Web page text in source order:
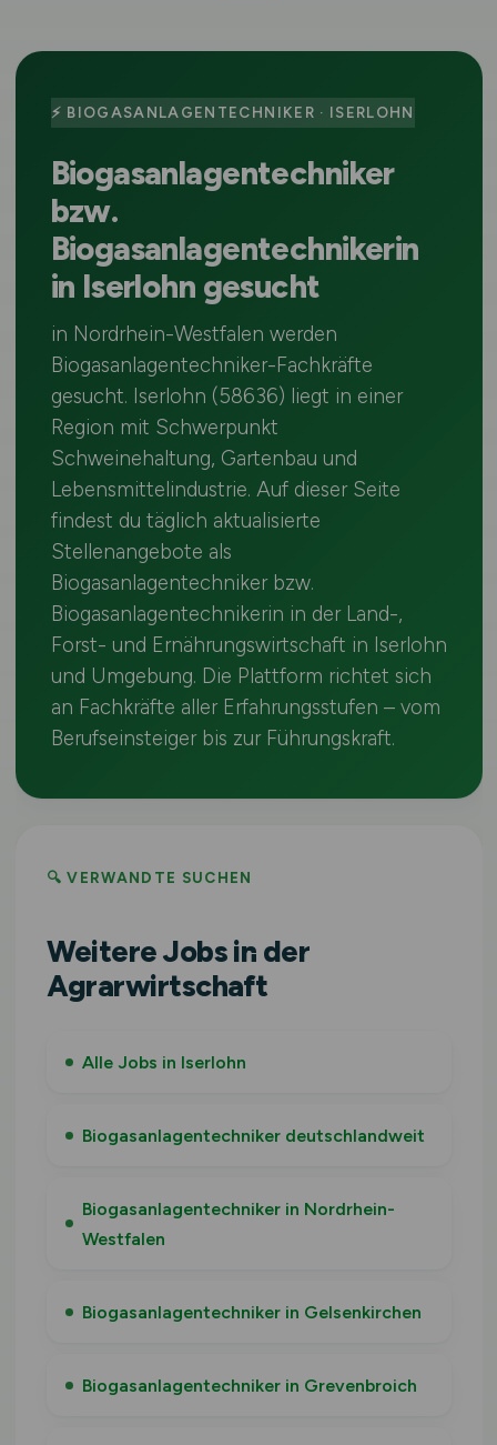
⚡ BIOGASANLAGENTECHNIKER · ISERLOHN
Biogasanlagentechniker
bzw.
Biogasanlagentechnikerin
in Iserlohn gesucht
in Nordrhein-Westfalen werden
Biogasanlagentechniker-Fachkräfte
gesucht. Iserlohn (58636) liegt in einer
Region mit Schwerpunkt
Schweinehaltung, Gartenbau und
Lebensmittelindustrie. Auf dieser Seite
findest du täglich aktualisierte
Stellenangebote als
Biogasanlagentechniker bzw.
Biogasanlagentechnikerin in der Land-,
Forst- und Ernährungswirtschaft in Iserlohn
und Umgebung. Die Plattform richtet sich
an Fachkräfte aller Erfahrungsstufen – vom
Berufseinsteiger bis zur Führungskraft.
🔍 VERWANDTE SUCHEN
Weitere Jobs in der
Agrarwirtschaft
Alle Jobs in Iserlohn
Biogasanlagentechniker deutschlandweit
Biogasanlagentechniker in Nordrhein-
Westfalen
Biogasanlagentechniker in Gelsenkirchen
Biogasanlagentechniker in Grevenbroich